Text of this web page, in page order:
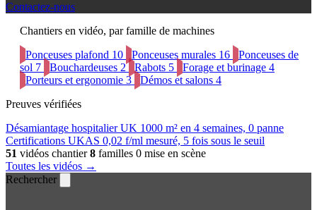
Contactez-nous
Chantiers en vidéo, par famille de machines
Ponceuses plafond 10 Ponceuses murales 16
Ponceuses de
sol 7 Bouchardeuses 2 Rabots 5 Forage et burinage 4
Porteurs et ergonomie 3 Démos et salons 4
Preuves vérifiées
Désamiantage hospitalier UK 1000 m² en 4 semaines, 0 panne
Certifications UKAS 0,02 f/ml mesuré, 5 fois sous le seuil
51 vidéos chantier8 familles 0 mise en scène
Toutes les vidéos →
Rechercher